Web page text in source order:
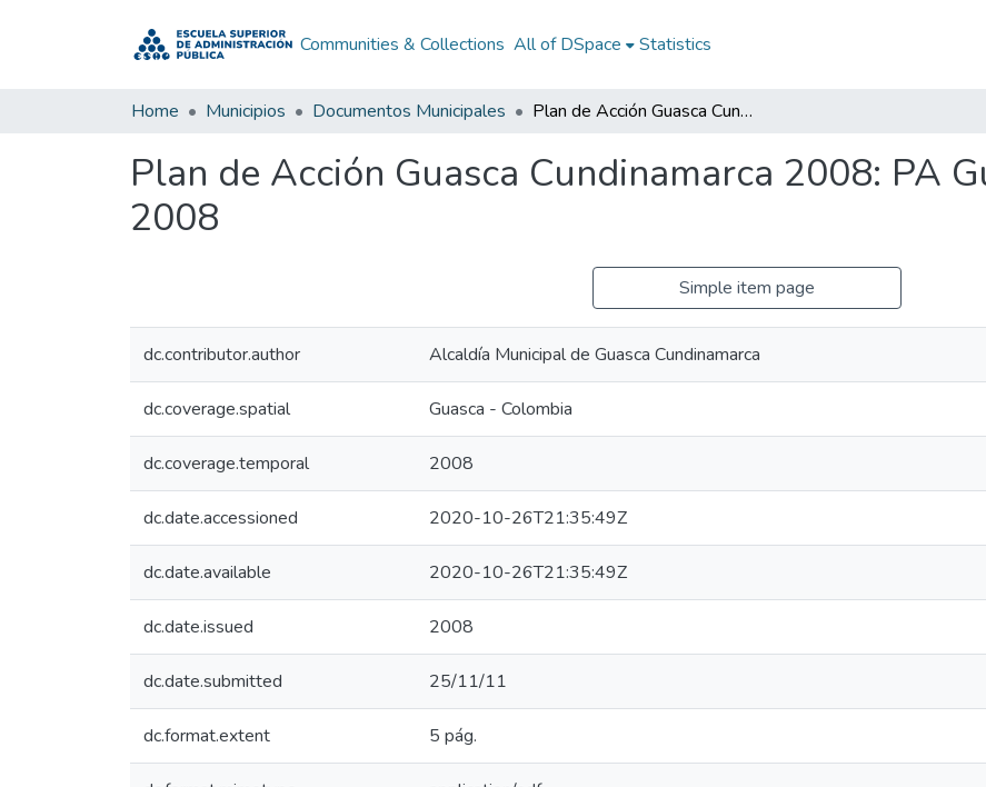
Communities & Collections All of DSpace Statistics
Home Municipios Documentos Municipales Plan de Acción Guasca Cundinamarca 2008: PA Guasca Cundinamarca 2008
Plan de Acción Guasca Cundinamarca 2008: PA
2008
Simple item page
dc.contributor.author Alcaldía Municipal de Guasca Cundinamarca
dc.coverage.spatial Guasca - Colombia
dc.coverage.temporal 2008
dc.date.accessioned 2020-10-26T21:35:49Z
dc.date.available 2020-10-26T21:35:49Z
dc.date.issued 2008
dc.date.submitted 25/11/11
dc.format.extent 5 pág.